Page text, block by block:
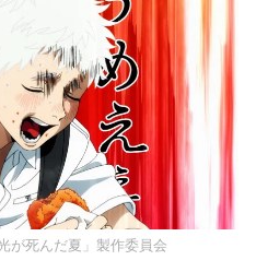
が死んだ夏」製作委員会